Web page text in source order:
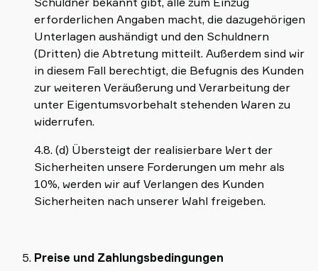
erforderlichen Angaben macht, die dazugehörigen
Unterlagen aushändigt und den Schuldnern
(Dritten) die Abtretung mitteilt. Außerdem sind wir
in diesem Fall berechtigt, die Befugnis des Kunden
zur weiteren Veräußerung und Verarbeitung der
unter Eigentumsvorbehalt stehenden Waren zu
widerrufen.
4.8. (d) Übersteigt der realisierbare Wert der
Sicherheiten unsere Forderungen um mehr als
10%, werden wir auf Verlangen des Kunden
Sicherheiten nach unserer Wahl freigeben.
Preise und Zahlungsbedingungen